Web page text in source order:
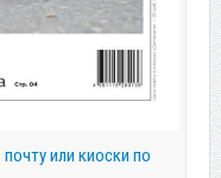
или киоски по